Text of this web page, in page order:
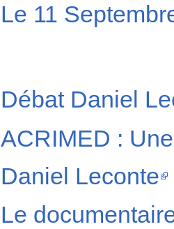
Le 11
Débat Daniel
ACRIMED :
Daniel Leconte
Le